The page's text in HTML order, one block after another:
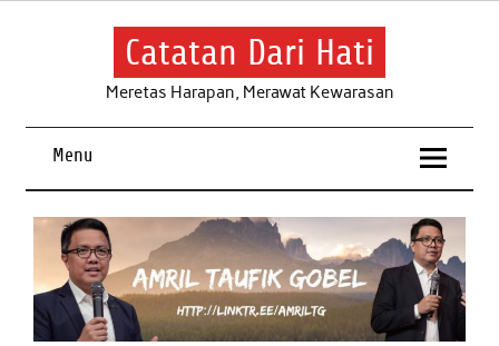
Skip
Catatan Dari Hati
Meretas Harapan, Merawat Kewarasan
Menu